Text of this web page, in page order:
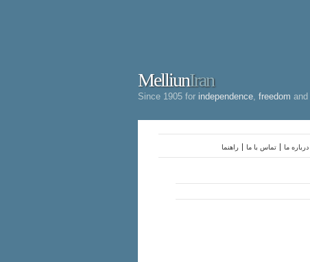
MelliunIran
Since 1905 for independence freedom and
راهنما تماس با ما درباره ما